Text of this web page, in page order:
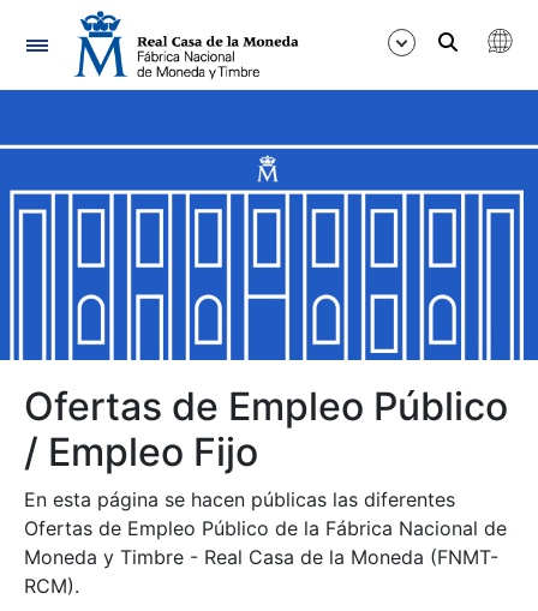
Navegación
Mostrar/Ocultar
Mostrar/Ocultar
Mostrar/Ocultar
Mostrar/Ocultar
Mostrar/Ocultar
Ofertas de Empleo Público
/ Empleo Fijo
En esta página se hacen públicas las diferentes
Ofertas de Empleo Público de la Fábrica Nacional de
Moneda y Timbre - Real Casa de la Moneda (FNMT-
RCM).